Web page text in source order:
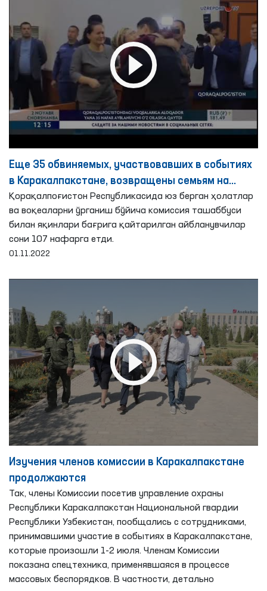
Еще 35 обвиняемых, участвовавших в событиях
в Каракалпакстане, возвращены семьям на
основе общественного поручительства
Қорақалпоғистон Республикасида юз берган ҳолатлар
ва воқеаларни ўрганиш бўйича комиссия ташаббуси
билан яқинлари бағрига қайтарилган айбланувчилар
сони 107 нафарга етди.
01.11.2022
Изучения членов комиссии в Каракалпакстане
продолжаются
Так, члены Комиссии посетив управление охраны
Республики Каракалпакстан Национальной гвардии
Республики Узбекистан, пообщались с сотрудниками,
принимавшими участие в событиях в Каракалпакстане,
которые произошли 1-2 июля. Членам Комиссии
показана спецтехника, применявшаяся в процессе
массовых беспорядков. В частности, детально